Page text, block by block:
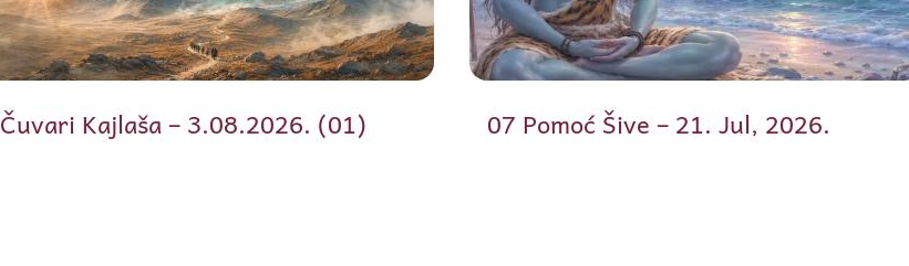
Čuvari Kajlaša – 3.08.2026. (01) 07 Pomoć Šive – 21. Jul, 2026.